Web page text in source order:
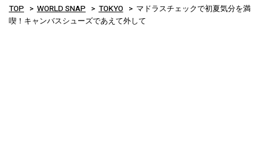
TOP WORLD SNAP TOKYO
マドラスチェックで初夏気分を満
喫！キャンバスシューズであえて外して